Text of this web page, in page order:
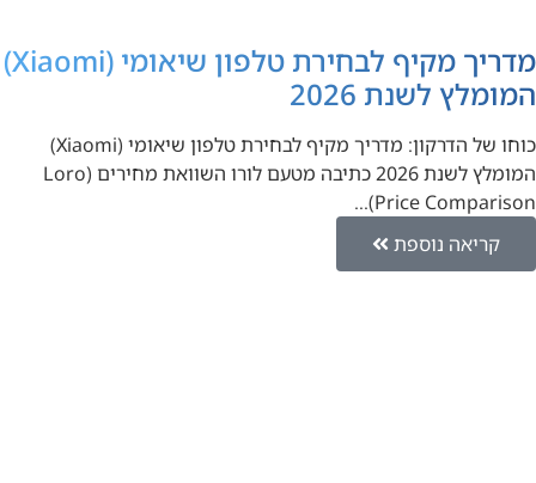
מדריך מקיף לבחירת טלפון שיאומי (Xiaomi)
המומלץ לשנת 2026
כוחו של הדרקון: מדריך מקיף לבחירת טלפון שיאומי (Xiaomi)
המומלץ לשנת 2026 כתיבה מטעם לורו השוואת מחירים (Loro
Price Comparison)…
קריאה נוספת